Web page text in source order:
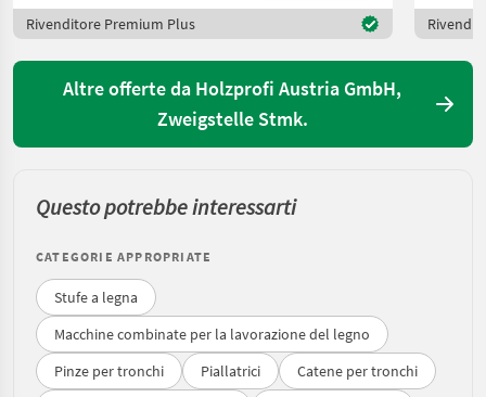
Rivenditore Premium Plus
Altre offerte da Holzprofi Austria GmbH,
Zweigstelle Stmk.
Questo potrebbe interessarti
CATEGORIE APPROPRIATE
Stufe a legna
Macchine combinate per la lavorazione del legno
Pinze per tronchi
Piallatrici
Catene per tronchi